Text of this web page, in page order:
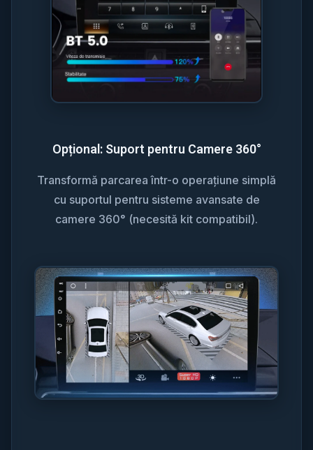
Opțional: Suport pentru Camere 360°
Transformă parcarea într-o operațiune simplă
cu suportul pentru sisteme avansate de
camere 360° (necesită kit compatibil).